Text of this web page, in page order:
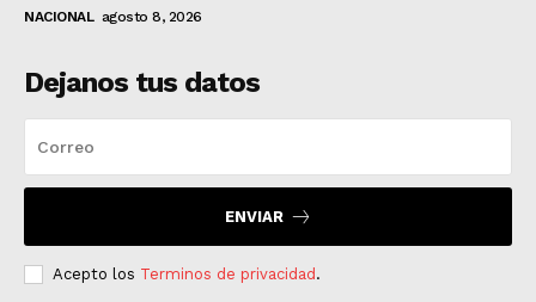
NACIONAL agosto 8, 2026
Dejanos tus datos
ENVIAR
Acepto los Terminos de privacidad .